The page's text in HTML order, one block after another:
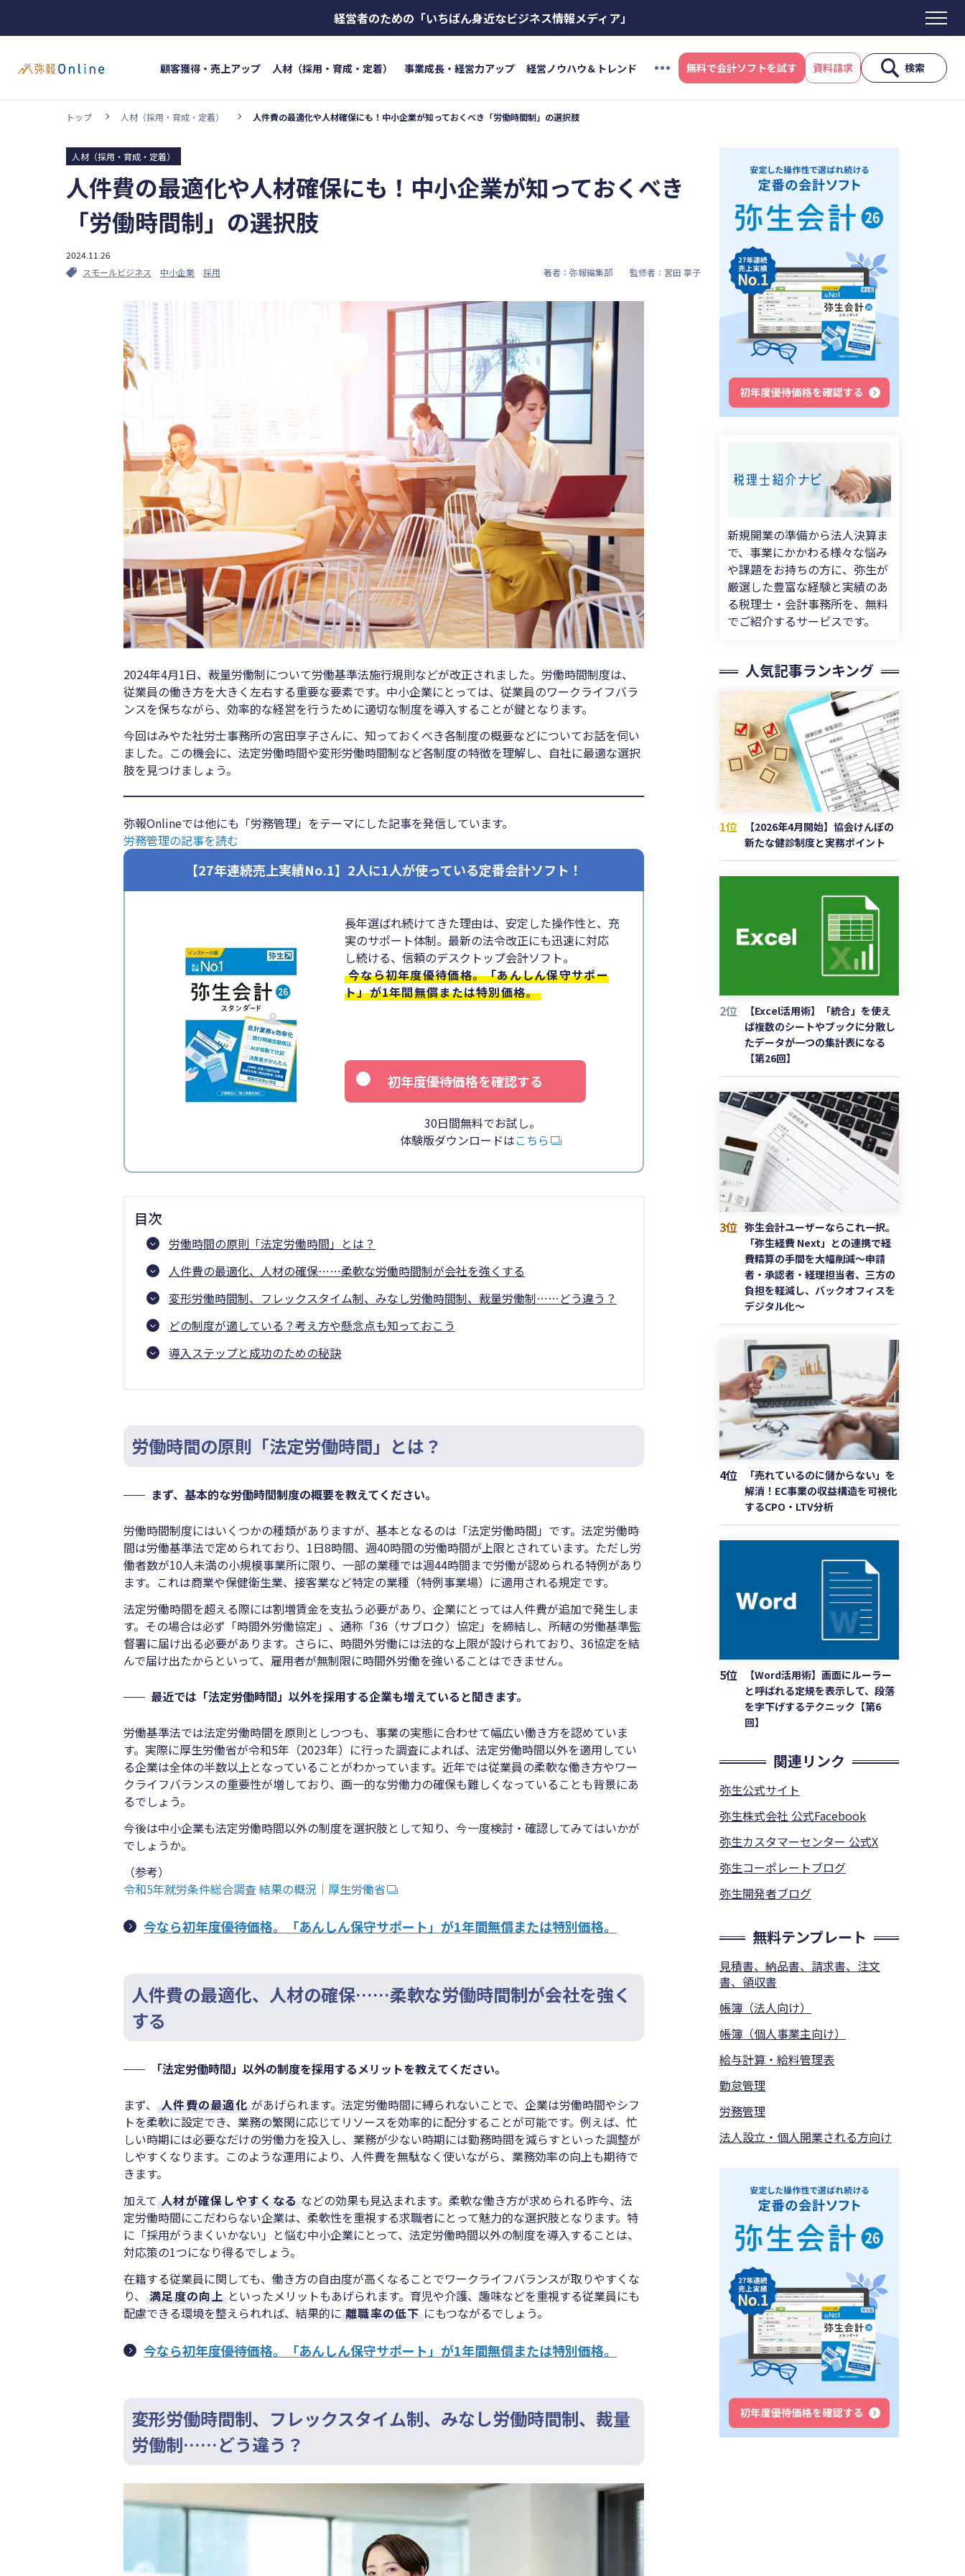
経営者のための 「いちばん身近なビジネス情報メディア」
カテゴリー
顧客獲得・売上アップ
人材（採用・育成・定着）
事業成長・経営力アップ
経営ノウハウ＆トレンド
弥生の製品・サービス
業務効率化
#インボイス #インボイス制度 #電子帳簿保存法
#集客
#資金調達
#DX #生産性向上
#人材育成
無料で会計ソフトを試す
顧客獲得・売上アップ 人材（採用・育成・定着） 事業成長・経営力アップ 経営ノウハウ＆トレンド 無料で会計ソフトを試す 資料請求 検索
#人材育成
#店舗経営 #クラブオフ
トップ 人材（採用・育成・定着） 人件費の最適化や人材確保にも！中小企業が知っておくべき「労働時間制」の選択肢
人材（採用・育成・定着）
人件費の最適化や人材確保にも！中小企業が知っておくべき
「労働時間制」の選択肢
2024.11.26
スモールビジネス
中小企業 採用 著者：弥報編集部 監修者：宮田 享子
2024年4月1日、裁量労働制について労働基準法施行規則などが改正されました。労働時間制度は、
従業員の働き方を大きく左右する重要な要素です。中小企業にとっては、従業員のワークライフバラ
ンスを保ちながら、効率的な経営を行うために適切な制度を導入することが鍵となります。
今回はみやた社労士事務所の宮田享子さんに、知っておくべき各制度の概要などについてお話を伺い
ました。この機会に、法定労働時間や変形労働時間制など各制度の特徴を理解し、自社に最適な選択
肢を見つけましょう。
弥報Onlineでは他にも「労務管理」をテーマにした記事を発信しています。
労務管理の記事を読む
【27年連続売上実績No.1】2人に1人が使っている定番会計ソフト！
長年選ばれ続けてきた理由は、安定した操作性と、充
実のサポート体制。最新の法令改正にも迅速に対応
し続ける、信頼のデスクトップ会計ソフト。
今なら初年度優待価格。「あんしん保守サポー
ト」が1年間無償または特別価格。
初年度優待価格を確認する
30日間無料でお試し。
体験版ダウンロードはこちら
目次
労働時間の原則「法定労働時間」とは？
人件費の最適化、人材の確保……柔軟な労働時間制が会社を強くする
変形労働時間制、フレックスタイム制、みなし労働時間制、裁量労働制……どう違う？
どの制度が適している？考え方や懸念点も知っておこう
導入ステップと成功のための秘訣
労働時間の原則「法定労働時間」とは？
まず、基本的な労働時間制度の概要を教えてください。
労働時間制度にはいくつかの種類がありますが、基本となるのは「法定労働時間」です。法定労働時
間は労働基準法で定められており、1日8時間、週40時間の労働時間が上限とされています。ただし労
働者数が10人未満の小規模事業所に限り、一部の業種では週44時間まで労働が認められる特例があり
ます。これは商業や保健衛生業、接客業など特定の業種（特例事業場）に適用される規定です。
法定労働時間を超える際には割増賃金を支払う必要があり、企業にとっては人件費が追加で発生しま
す。その場合は必ず「時間外労働協定」、通称「36（サブロク）協定」を締結し、所轄の労働基準監
督署に届け出る必要があります。さらに、時間外労働には法的な上限が設けられており、36協定を結
んで届け出たからといって、雇用者が無制限に時間外労働を強いることはできません。
最近では「法定労働時間」以外を採用する企業も増えていると聞きます。
労働基準法では法定労働時間を原則としつつも、事業の実態に合わせて幅広い働き方を認めていま
す。実際に厚生労働省が令和5年（2023年）に行った調査によれば、法定労働時間以外を適用してい
る企業は全体の半数以上となっていることがわかっています。近年では従業員の柔軟な働き方やワー
クライフバランスの重要性が増しており、画一的な労働力の確保も難しくなっていることも背景にあ
るでしょう。
今後は中小企業も法定労働時間以外の制度を選択肢として知り、今一度検討・確認してみてはいかが
でしょうか。
（参考）
令和5年就労条件総合調査 結果の概況｜厚生労働省
今なら初年度優待価格。「あんしん保守サポート」が1年間無償または特別価格。
人件費の最適化、人材の確保……柔軟な労働時間制が会社を強く
する
「法定労働時間」以外の制度を採用するメリットを教えてください。
まず、 人件費の最適化 があげられます。法定労働時間に縛られないことで、企業は労働時間やシフ
トを柔軟に設定でき、業務の繁閑に応じてリソースを効率的に配分することが可能です。例えば、忙
しい時期には必要なだけの労働力を投入し、業務が少ない時期には勤務時間を減らすといった調整が
しやすくなります。このような運用により、人件費を無駄なく使いながら、業務効率の向上も期待で
きます。
加えて 人材が確保しやすくなる などの効果も見込まれます。柔軟な働き方が求められる昨今、法
定労働時間にこだわらない企業は、柔軟性を重視する求職者にとって魅力的な選択肢となります。特
に「採用がうまくいかない」と悩む中小企業にとって、法定労働時間以外の制度を導入することは、
対応策の1つになり得るでしょう。
在籍する従業員に関しても、働き方の自由度が高くなることでワークライフバランスが取りやすくな
り、
満足度の向上 といったメリットもあげられます。育児や介護、趣味などを重視する従業員にも
配慮できる環境を整えられれば、結果的に 離職率の低下 にもつながるでしょう。
今なら初年度優待価格。「あんしん保守サポート」が1年間無償または特別価格。
変形労働時間制、フレックスタイム制、みなし労働時間制、裁量
労働制……どう違う？
新規開業の準備から法人決算ま
で、事業にかかわる様々な悩み
や課題をお持ちの方に、弥生が
厳選した豊富な経験と実績のあ
る税理士・会計事務所を、無料
でご紹介するサービスです。
人気記事ランキング
1位
【2026年4月開始】協会けんぽの
新たな健診制度と実務ポイント
2位
【Excel活用術】「統合」を使え
ば複数のシートやブックに分散し
たデータが一つの集計表になる
【第26回】
3位 弥生会計ユーザーならこれ一択。
「弥生経費 Next」との連携で経
費精算の手間を大幅削減〜申請
者・承認者・経理担当者、三方の
負担を軽減し、バックオフィスを
デジタル化〜
4位
「売れているのに儲からない」を
解消！EC事業の収益構造を可視化
するCPO・LTV分析
5位
【Word活用術】画面にルーラー
と呼ばれる定規を表示して、段落
を字下げするテクニック【第6
回】
関連リンク
弥生公式サイト
弥生株式会社 公式Facebook
弥生カスタマーセンター 公式X
弥生コーポレートブログ
弥生開発者ブログ
無料テンプレート
見積書、納品書、請求書、注文
書、領収書
帳簿（法人向け）
帳簿（個人事業主向け）
給与計算・給料管理表
勤怠管理
労務管理
法人設立・個人開業される方向け